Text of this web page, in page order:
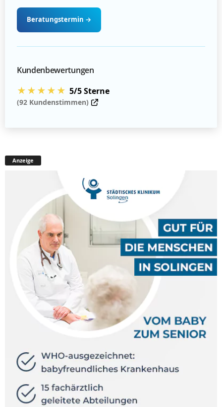
Beratungstermin →
Kundenbewertungen
★★★★★ 5/5 Sterne
(92 Kundenstimmen)
Anzeige